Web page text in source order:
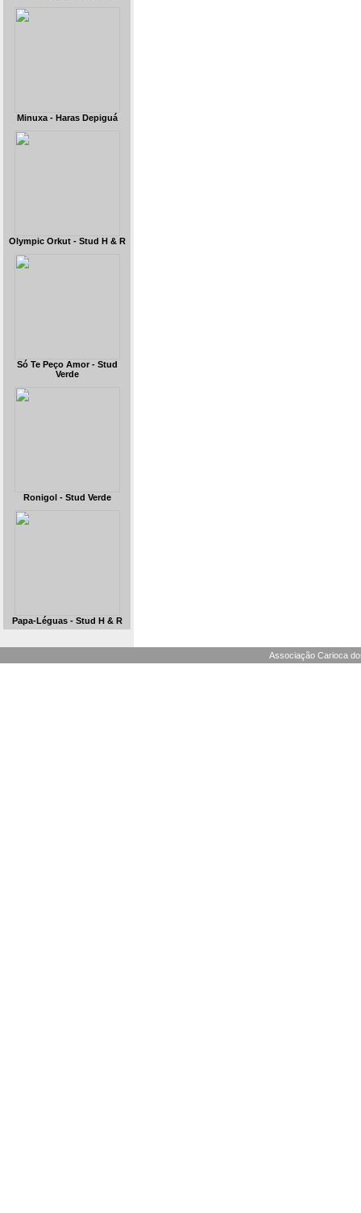
Minuxa - Haras Depiguá
Olympic Orkut - Stud H & R
Só Te Peço Amor - Stud
Verde
Ronigol - Stud Verde
Papa-Léguas - Stud H & R
Associação Carioca